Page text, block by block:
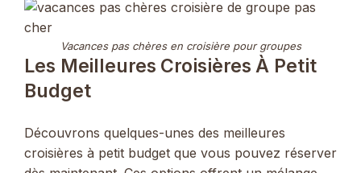
Vacances pas chères en croisière pour groupes
Les Meilleures Croisières À Petit
Budget
Découvrons quelques-unes des meilleures
croisières à petit budget que vous pouvez réserver